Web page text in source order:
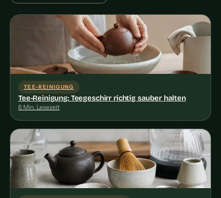
TEE-REINIGUNG
Tee-Reinigung: Teegeschirr richtig sauber halten
6 Min. Lesezeit